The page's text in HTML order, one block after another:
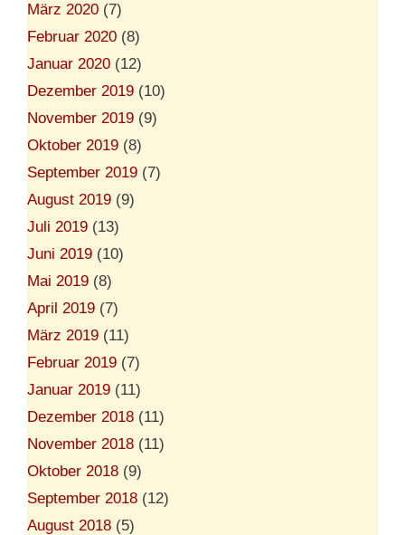
März 2020 (7)
Februar 2020 (8)
Januar 2020 (12)
Dezember 2019 (10)
November 2019 (9)
Oktober 2019 (8)
September 2019 (7)
August 2019 (9)
Juli 2019 (13)
Juni 2019 (10)
Mai 2019 (8)
April 2019 (7)
März 2019 (11)
Februar 2019 (7)
Januar 2019 (11)
Dezember 2018 (11)
November 2018 (11)
Oktober 2018 (9)
September 2018 (12)
August 2018 (5)